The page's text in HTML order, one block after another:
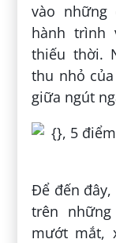
vào những
hành trình
thiếu thời.
thu nhỏ
giữa ngút
Để đến
trên
mướt mắt,